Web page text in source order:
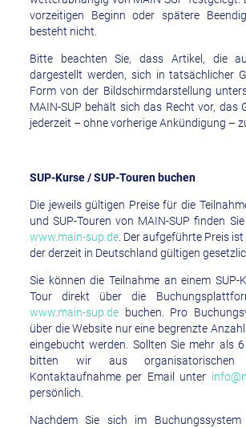
vorzeitigen Beginn oder spätere
besteht nicht.
Bitte beachten Sie, dass Artikel, die
dargestellt werden, sich in tatsächlicher
Form von der Bildschirmdarstellung
MAIN-SUP behält sich das Recht vor, das
jederzeit – ohne vorherige Ankündigung –
SUP-Kurse / SUP-Touren buchen
Die jeweils gültigen Preise für die
und SUP-Touren von MAIN-SUP finden
www.main-sup.de. Der aufgeführte Preis ist
der derzeit in Deutschland gültigen
Sie können die Teilnahme an einem SUP-
Tour direkt über die
www.main-sup.debuchen. Pro
über die Website nur eine begrenzte
eingebucht werden. Sollten Sie mehr als 6
bitten wir aus organisatorischen
Kontaktaufnahme per Email unter
persönlich.
Nachdem Sie sich im